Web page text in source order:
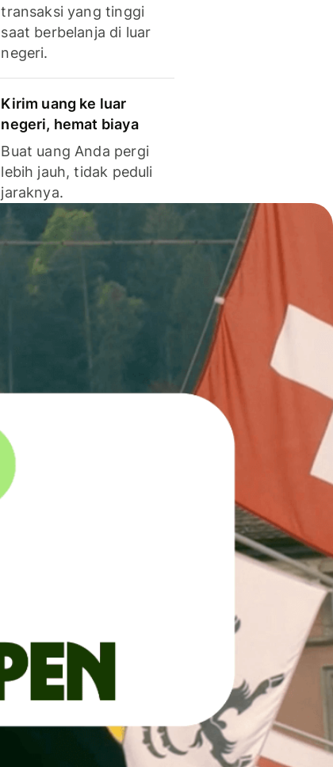
transaksi yang tinggi
saat berbelanja di luar
negeri.
Kirim uang ke luar
negeri, hemat biaya
Buat uang Anda pergi
lebih jauh, tidak peduli
jaraknya.